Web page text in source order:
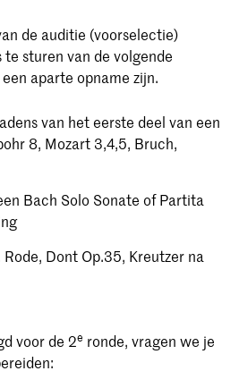
de auditie (voorselectie)
sturen van de volgende
aparte opname zijn.
van het eerste deel van een
8, Mozart 3,4,5, Bruch,
Bach Solo Sonate of Partita
Rode, Dont Op.35, Kreutzer na
voor de 2e ronde, vragen we je